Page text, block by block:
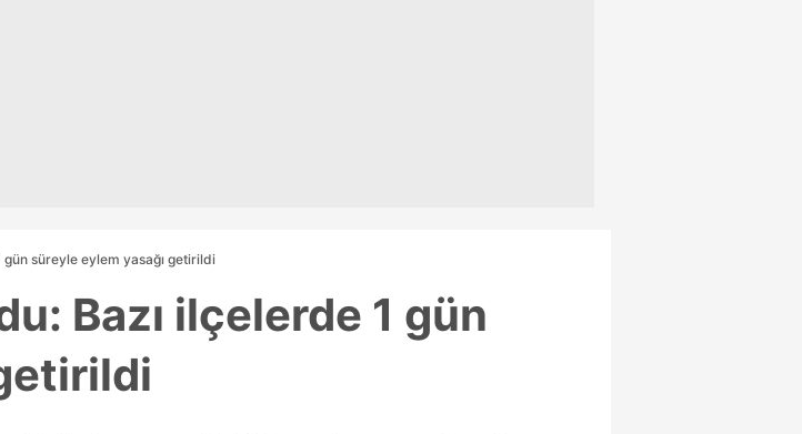
süreyle eylem yasağı getirildi
Bazı ilçelerde 1 gün